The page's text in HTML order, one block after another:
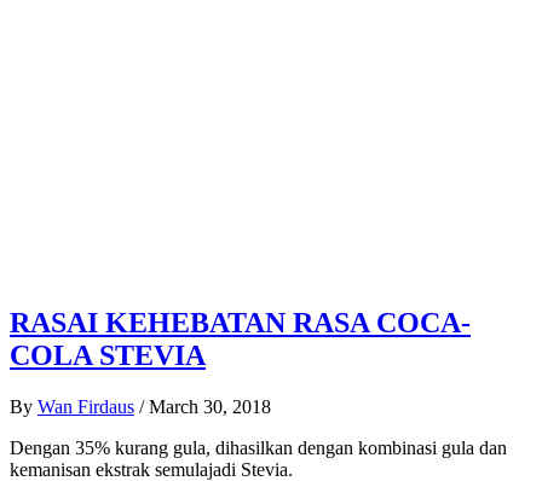
RASAI KEHEBATAN RASA COCA-
COLA STEVIA
By Wan Firdaus / March 30, 2018
Dengan 35% kurang gula, dihasilkan dengan kombinasi gula dan
kemanisan ekstrak semulajadi Stevia.